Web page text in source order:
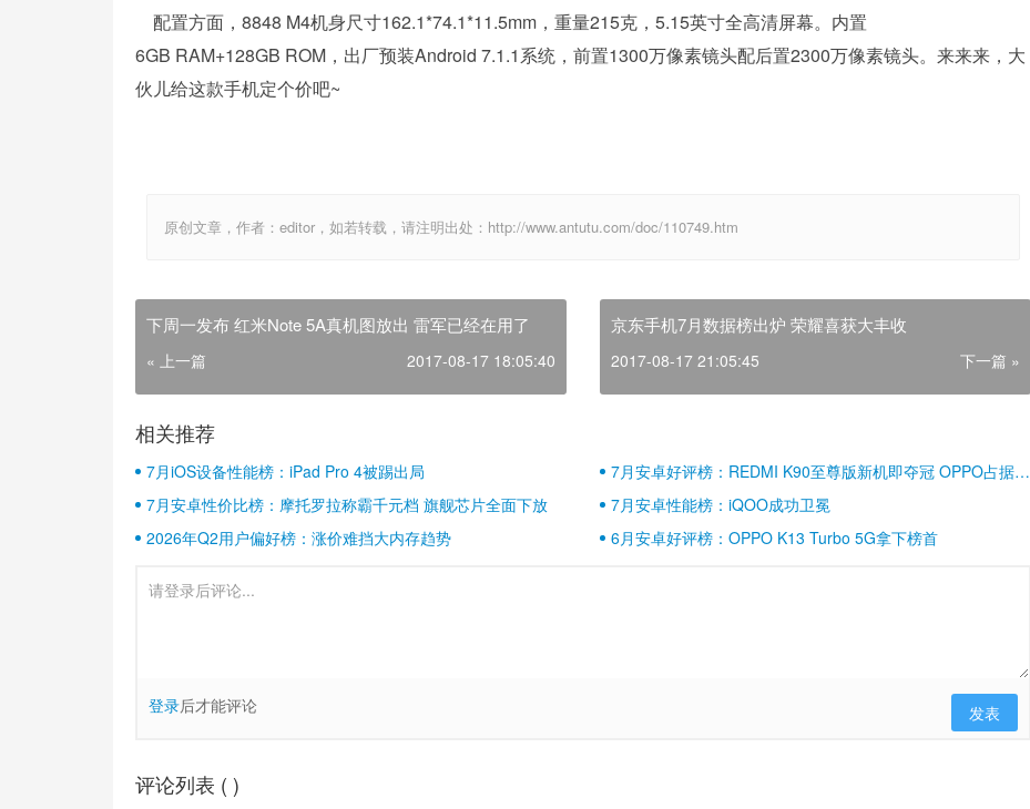
配置方面，8848 M4机身尺寸162.1*74.1*11.5mm，重量215克，5.15英寸全高清屏幕。内置
6GB RAM+128GB ROM，出厂预装Android 7.1.1系统，前置1300万像素镜头配后置2300万像素镜头。来来来，大
伙儿给这款手机定个价吧~
原创文章，作者：editor，如若转载，请注明出处：http://www.antutu.com/doc/110749.htm
下周一发布 红米Note 5A真机图放出 雷军已经在用了
« 上一篇 2017-08-17 18:05:40
京东手机7月数据榜出炉 荣耀喜获大丰收
2017-08-17 21:05:45 下一篇 »
相关推荐
7月iOS设备性能榜：iPad Pro 4被踢出局
7月安卓好评榜：REDMI K90至尊版新机即夺冠 OPPO占据半
壁江山
7月安卓性价比榜：摩托罗拉称霸千元档 旗舰芯片全面下放
7月安卓性能榜：iQOO成功卫冕
2026年Q2用户偏好榜：涨价难挡大内存趋势
6月安卓好评榜：OPPO K13 Turbo 5G拿下榜首
登录后才能评论 发表
评论列表 ( )